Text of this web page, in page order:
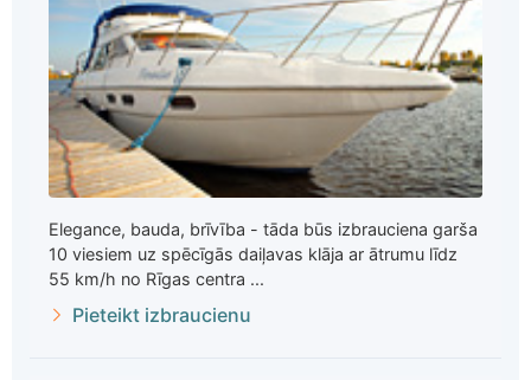
Elegance, bauda, brīvība - tāda būs izbrauciena garša
10 viesiem uz spēcīgās daiļavas klāja ar ātrumu līdz
55 km/h no Rīgas centra ...
Pieteikt izbraucienu